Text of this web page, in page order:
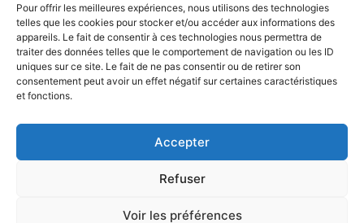
Pour offrir les meilleures expériences, nous utilisons des technologies
telles que les cookies pour stocker et/ou accéder aux informations des
appareils. Le fait de consentir à ces technologies nous permettra de
traiter des données telles que le comportement de navigation ou les ID
uniques sur ce site. Le fait de ne pas consentir ou de retirer son
consentement peut avoir un effet négatif sur certaines caractéristiques
et fonctions.
Accepter
Refuser
Voir les préférences